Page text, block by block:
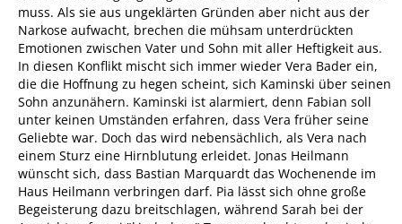
muss. Als sie aus ungeklärten Gründen aber nicht aus der
Narkose aufwacht, brechen die mühsam unterdrückten
Emotionen zwischen Vater und Sohn mit aller Heftigkeit aus.
In diesen Konflikt mischt sich immer wieder Vera Bader ein,
die die Hoffnung zu hegen scheint, sich Kaminski über seinen
Sohn anzunähern. Kaminski ist alarmiert, denn Fabian soll
unter keinen Umständen erfahren, dass Vera früher seine
Geliebte war. Doch das wird nebensächlich, als Vera nach
einem Sturz eine Hirnblutung erleidet. Jonas Heilmann
wünscht sich, dass Bastian Marquardt das Wochenende im
Haus Heilmann verbringen darf. Pia lässt sich ohne große
Begeisterung dazu breitschlagen, während Sarah bei der